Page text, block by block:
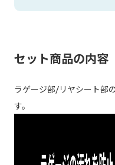
セット商品の内容
ラゲージ部/リヤシート部
す。